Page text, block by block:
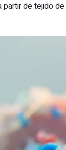
de tejido